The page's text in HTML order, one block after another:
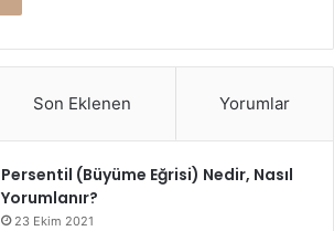
Son Eklenen Yorumlar
Persentil (Büyüme Eğrisi) Nedir, Nasıl
Yorumlanır?
23 Ekim 2021